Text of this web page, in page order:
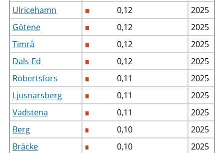
Ulricehamn
0,12
2025
Götene
0,12
2025
Timrå
0,12
2025
Dals-Ed
0,12
2025
Robertsfors
0,11
2025
Ljusnarsberg
0,11
2025
Vadstena
0,11
2025
Berg
0,10
2025
Bräcke
0,10
2025